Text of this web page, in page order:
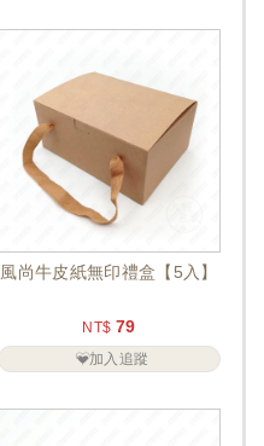
風尚牛皮紙無印禮盒【5入】
NT$ 79
加入追蹤